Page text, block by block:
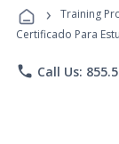
› Training
Certificado Para
phone Call Us: